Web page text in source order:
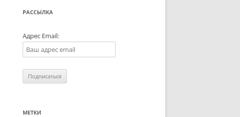
РАССЫЛКА
Адрес Email:
МЕТКИ